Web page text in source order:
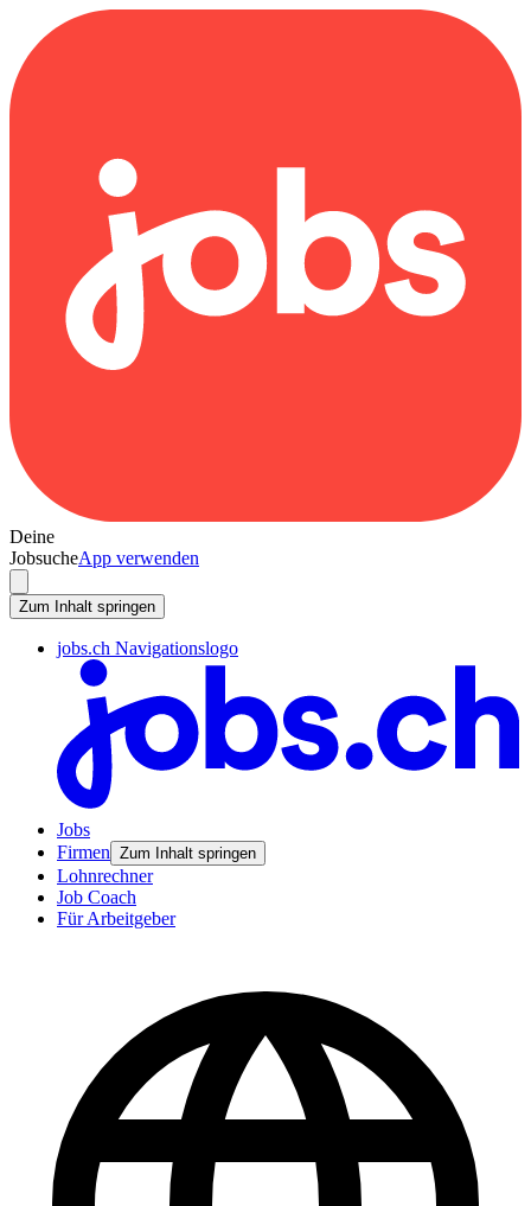
Deine
JobsucheApp verwenden
Zum Inhalt springen
jobs.ch Navigationslogo
Jobs
Firmen Zum Inhalt springen
Lohnrechner
Job Coach
Für Arbeitgeber